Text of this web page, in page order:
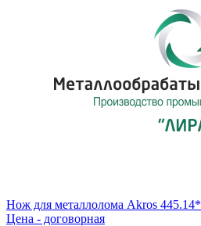
Нож для металлолома Akros
Цена - договорная